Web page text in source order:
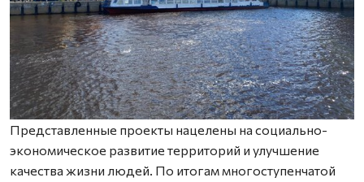
Представленные проекты нацелены на социально-
экономическое развитие территорий и улучшение
качества жизни людей. По итогам многоступенчатой